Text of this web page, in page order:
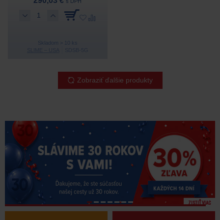
Skladom > 10 ks
Zobraziť ďalšie produkty
Výrobca z USA | Od roku 1924
DD PNEU je autorizovaný predajca
Inovatívne a kvalitné AKU náradie pre profesionálov.